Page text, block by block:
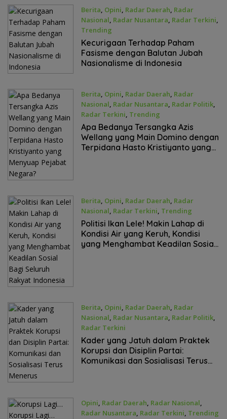
Berita, Opini, Radar Daerah, Radar
Nasional, Radar Nusantara, Radar Terkini,
Trending
September 8, 2025
Kecurigaan Terhadap Paham
Fasisme dengan Balutan Jubah
Nasionalisme di Indonesia
Berita, Opini, Radar Daerah, Radar
Nasional, Radar Nusantara, Radar Politik,
Radar Terkini, Trending
September 8, 2025
Apa Bedanya Tersangka Azis
Wellang yang Main Domino dengan
Terpidana Hasto Kristiyanto yang
Berita, Opini, Radar Daerah, Radar
Nasional, Radar Terkini, Trending
September 4, 2025
Politisi Ikan Lele! Makin Lahap di
Kondisi Air yang Keruh, Kondisi
yang Menghambat Keadilan Sosial
Berita, Opini, Radar Daerah, Radar
Nasional, Radar Nusantara, Radar Politik,
Radar Terkini
Agustus 26, 2025
Kader yang Jatuh dalam Praktek
Korupsi dan Disiplin Partai:
Komunikasi dan Sosialisasi Terus
Opini, Radar Daerah, Radar Nasional,
Radar Nusantara, Radar Terkini, Trending